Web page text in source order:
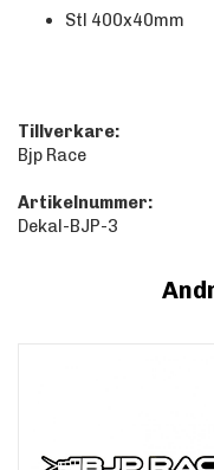
Stl 400x40mm
Tillverkare:
Bjp Race
Artikelnummer:
Dekal-BJP-3